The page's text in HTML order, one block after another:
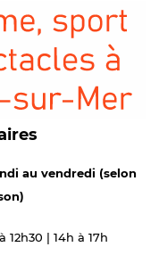
au vendredi (selon
12h30 | 14h à 17h